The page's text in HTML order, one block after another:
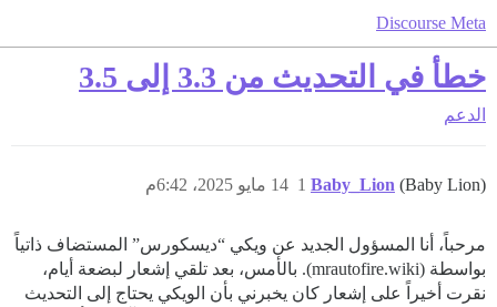
Discourse Meta
خطأ في التحديث من 3.3 إلى 3.5
الدعم
Baby_Lion (Baby Lion) 14 مايو 2025، 6:42م 1
مرحباً، أنا المسؤول الجديد عن ويكي “ديسكورس” المستضاف ذاتياً
بواسطة (mrautofire.wiki). بالأمس، بعد تلقي إشعار لبضعة أيام،
نقرت أخيراً على إشعار كان يخبرني بأن الويكي يحتاج إلى التحديث